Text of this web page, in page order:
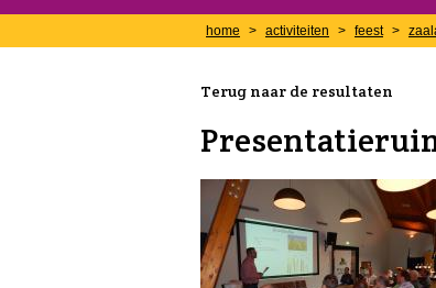
home > activiteiten > feest >
Terug naar de resultaten